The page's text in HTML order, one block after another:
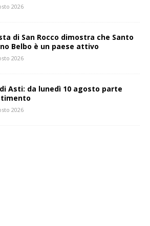
2026
di San Rocco dimostra che Santo
Belbo è un paese attivo
2026
Asti: da lunedì 10 agosto parte
2026